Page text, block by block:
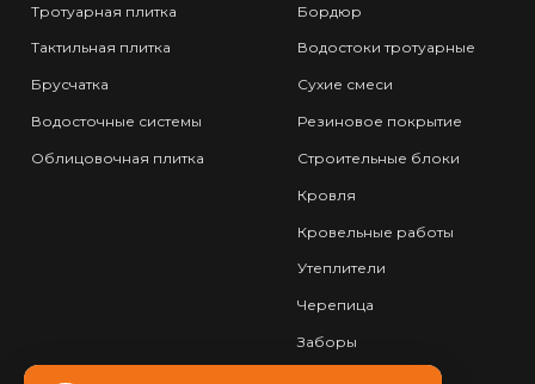
Тротуарная плитка
Тактильная плитка
Брусчатка
Водосточные системы
Облицовочная плитка
Бордюр
Водостоки тротуарные
Сухие смеси
Резиновое покрытие
Строительные блоки
Кровля
Кровельные работы
Утеплители
Черепица
Заборы